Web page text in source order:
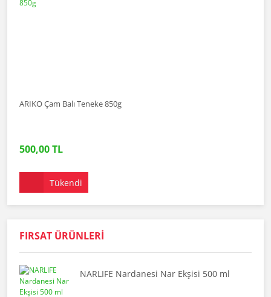
ARIKO Çam Balı Teneke 850g
500,00 TL
Tükendi
FIRSAT ÜRÜNLERİ
NARLIFE Nardanesi Nar Ekşisi 500 ml